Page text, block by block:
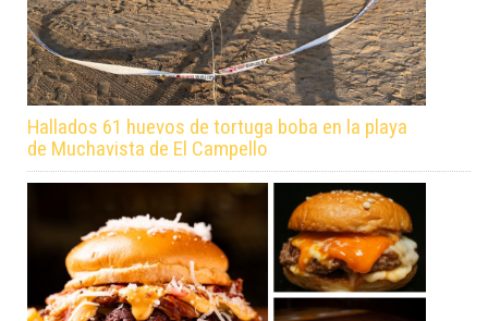
Hallados 61 huevos de tortuga boba en la playa
de Muchavista de El Campello